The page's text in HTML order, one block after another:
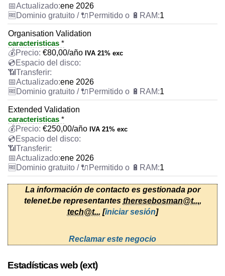
ene 2026
1
Organisation Validation
caracteristicas *
€80,00/año IVA 21% exc
ene 2026
1
Extended Validation
caracteristicas *
€250,00/año IVA 21% exc
ene 2026
1
La información de contacto es gestionada por
telenet.be representantes theresebosman@t...,
tech@t... [iniciar sesión]
Reclamar este negocio
Estadísticas web (ext)